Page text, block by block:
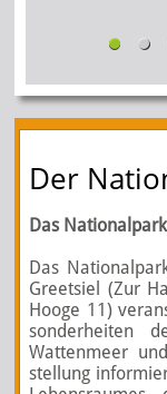
Der
Das
Das
Greetsiel (Zur
Hooge 11)
sonder­heiten
Watten­meer
stellung